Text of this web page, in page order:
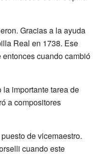
Gracias a la ayuda
Real en 1738. Ese
cuando cambió
importante tarea de
a compositores
de vicemaestro.
cuando este